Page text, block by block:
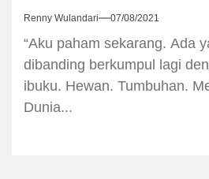
Renny Wulandari 07/08/2021
“Aku paham sekarang. Ada
dibanding berkumpul lagi
ibuku. Hewan. Tumbuhan.
Dunia...